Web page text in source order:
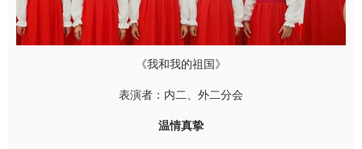
《我和我的祖国》
表演者：内二、外二分会
温情真挚